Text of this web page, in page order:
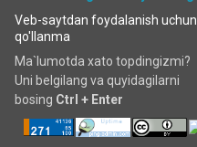
Veb-saytdan foydalanish uchun
qo'llanma
Ma`lumotda xato topdingizmi?
Uni belgilang va quyidagilarni
bosing Ctrl + Enter